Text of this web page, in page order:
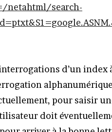
netahtml/search-
d’un index
pour saisir
doit